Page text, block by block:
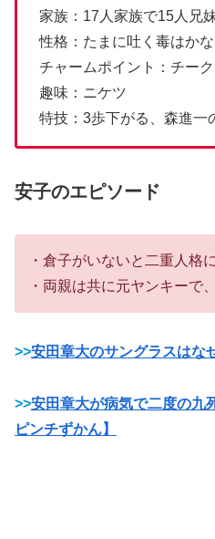
家族：17人家族で15人兄
性格：たまに吐く毒はか
チャームポイント：チーク
趣味：ニケツ
特技：3歩下がる、森進一
安子のエピソード
・倉子がいないと二重人格
・両親は共に元ヤンキーで
>>安田章大のサングラスはな
>>安田章大が病気で二度の九
ピンチずかん】